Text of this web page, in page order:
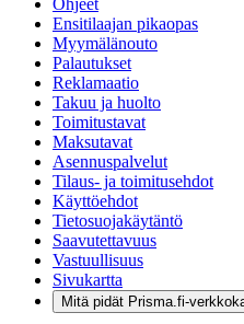
Ohjeet
Ensitilaajan pikaopas
Myymälänouto
Palautukset
Reklamaatio
Takuu ja huolto
Toimitustavat
Maksutavat
Asennuspalvelut
Tilaus- ja toimitusehdot
Käyttöehdot
Tietosuojakäytäntö
Saavutettavuus
Vastuullisuus
Sivukartta
Mitä pidät Prisma.fi-